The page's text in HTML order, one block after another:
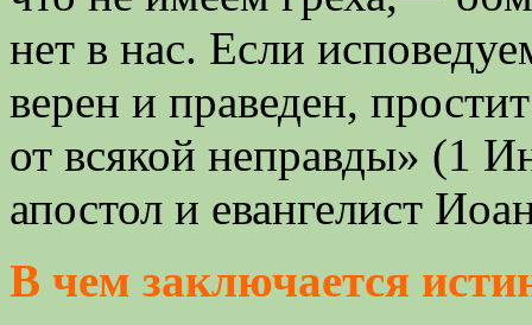
нет в нас. Если
верен и праведен,
от всякой неправды» (1
апостол и евангелист
В чем заключается